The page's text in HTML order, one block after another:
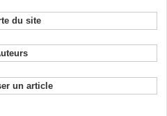
du site
un article